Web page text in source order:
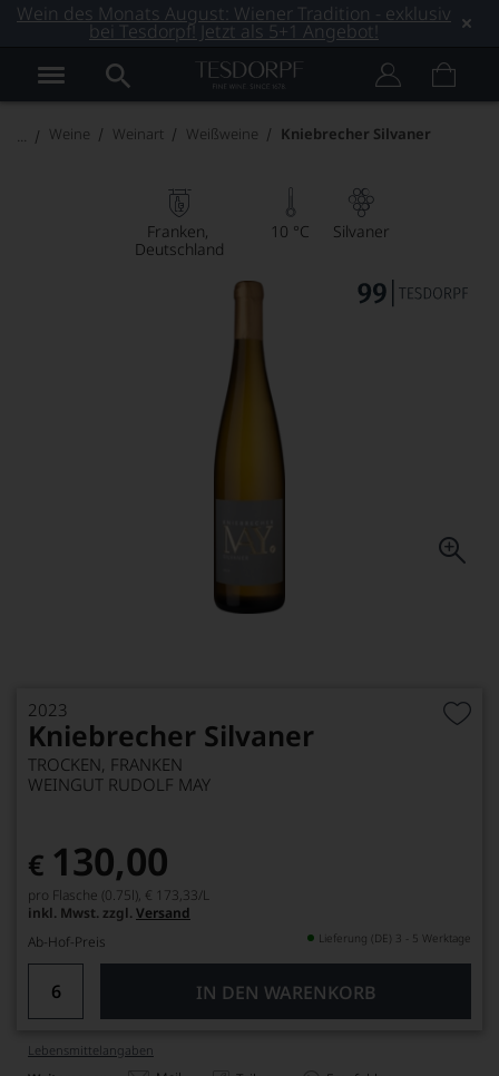
Wein des Monats August: Wiener Tradition - exklusiv
bei Tesdorpf! Jetzt als 5+1 Angebot!
Weine Weinart Weißweine Kniebrecher Silvaner
Franken
Deutschland
10 °C Silvaner
2023
Kniebrecher Silvaner
TROCKEN, FRANKEN
WEINGUT RUDOLF MAY
€ 130,00
pro Flasche (0.75l), € 173,33/L
inkl. Mwst. zzgl. Versand
Ab-Hof-Preis
Lieferung (DE) 3 - 5 Werktage
IN DEN WARENKORB
Lebensmittel­angaben